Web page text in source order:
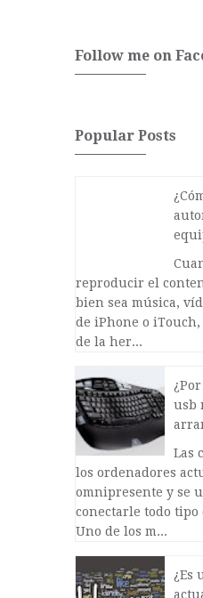
Follow me on
Popular Posts
reproducir el
bien sea música,
de iPhone o
de la her...
usb
Las
los ordenadores
omnipresente y se
conectarle todo tipo
Uno de los m...
¿Es